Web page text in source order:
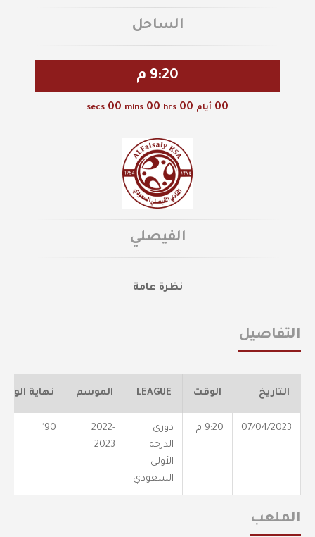
الساحل
9:20 م
00 أيام 00
hrs
00
mins
00
secs
الفيصلي
نظرة عامة
التفاصيل
التاريخ الوقت LEAGUE الموسم نهاية
07/04/2023 9:20 م
دوري
الدرجة
الأولى
السعودي
2022-
2023
90'
الملعب